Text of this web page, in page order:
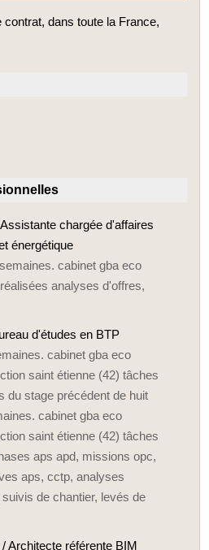
dans toute la France,
chargée d'affaires
énergétique
cabinet gba eco
analyses d'offres,
d'études en BTP
cabinet gba eco
saint étienne (42) tâches
du stage précédent de huit
cabinet gba eco
saint étienne (42) tâches
aps apd, missions opc,
aps, cctp, analyses
de chantier, levés de
Architecte référente BIM